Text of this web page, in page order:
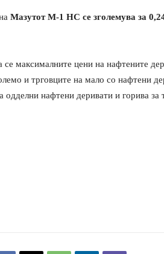
Мазутот М-1 НС се зголемува за
максималните цени на нафтените
и трговците на мало со нафтени
нафтени деривати и горива за